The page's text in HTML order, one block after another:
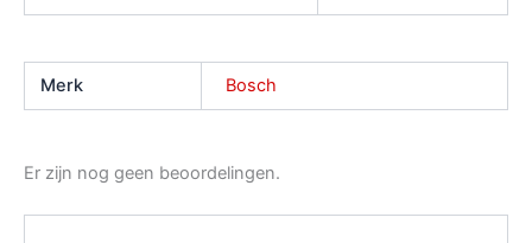
Merk Bosch
Er zijn nog geen beoordelingen.